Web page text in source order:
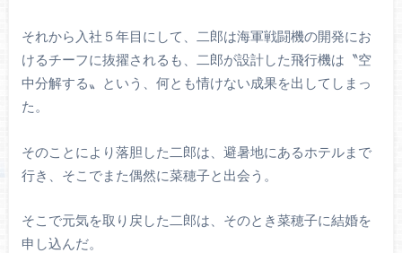
それから入社５年目にして、二郎は海軍戦闘機の開発にお
けるチーフに抜擢されるも、二郎が設計した飛行機は〝空
中分解する〟という、何とも情けない成果を出してしまっ
た。
そのことにより落胆した二郎は、避暑地にあるホテルまで
行き、そこでまた偶然に菜穂子と出会う。
そこで元気を取り戻した二郎は、そのとき菜穂子に結婚を
申し込んだ。